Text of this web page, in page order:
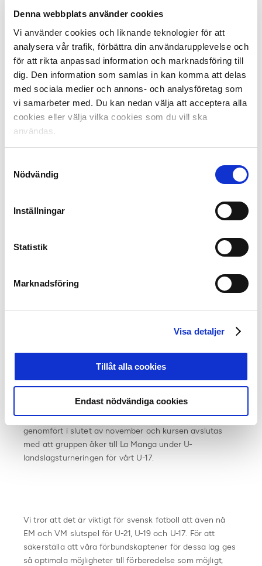
Denna webbplats använder cookies
Vi använder cookies och liknande teknologier för att
analysera vår trafik, förbättra din användarupplevelse och
för att rikta anpassad information och marknadsföring till
dig. Den information som samlas in kan komma att delas
med sociala medier och annons- och analysföretag som
vi samarbeter med. Du kan nedan välja att acceptera alla
cookies eller välja vilka cookies som du vill ska
användas.
Nödvändig
Inställningar
Statistik
Marknadsföring
Visa detaljer
Tillåt alla cookies
Endast nödvändiga cookies
bli landslagsspelare.
I skapandet av starkare spelare är ett delprojekt redan i
avslutningsfasen, nämligen en kartläggning av
kostvanor och mätning av fettprocent av de allsvenska
spelarna. Den har kompletterats med att över 50
spelare i 17-årskullen som samlats på Bosön
genomförde testerna. Ansvarig för testerna har varit A-
landslagets kostansvarige Henning Svendsen och hans
Vi planerar också att skapa en Football Fitness studie
under 2014.
Inom svensk elitfotboll har vi till skillnad från egentligen
övriga Europa, under en lång tid regelbundet samlat
avsatt medel till en förstärkning av denna verksamhet,
men kommer att under januari presentera ett lite annat
upplägg än tidigare. Våra elittränare kommer att
gentemot att besöket redovisas för oss övriga i slutet
användandet av tekniska hjälpmedel för feedback till
spelare. Därför är redan en kurs med 17 deltagare igång
kring ”digital Matchanalys”. Ett kurstillfälle är redan
genomfört i slutet av november och kursen avslutas
med att gruppen åker till La Manga under U-
landslagsturneringen för vårt U-17.
Vi tror att det är viktigt för svensk fotboll att även nå
EM och VM slutspel för U-21, U-19 och U-17. För att
säkerställa att våra förbundskaptener för dessa lag ges
så optimala möjligheter till förberedelse som möjligt,